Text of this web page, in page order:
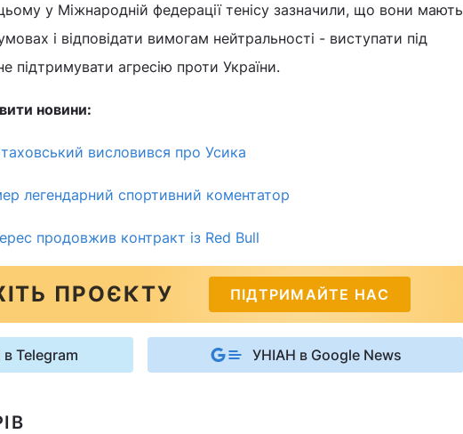
у Міжнародній федерації тенісу зазначили, що вони мають
і відповідати вимогам нейтральності - виступати під
підтримувати агресію проти України.
новини:
висловився про Усика
легендарний спортивний коментатор
продовжив контракт із Red Bull
ПРОЄКТУ ПІДТРИМАЙТЕ НАС
Telegram УНІАН в Google News